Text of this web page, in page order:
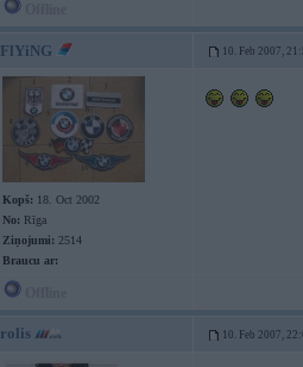
FlYiNG 10. Feb 2007,
Kopš: 18. Oct 2002
No: Rīga
Ziņojumi: 2514
Braucu ar:
rolis 10. Feb 2007,